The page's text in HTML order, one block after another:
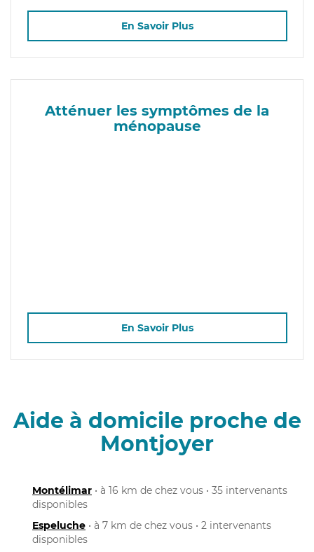
En Savoir Plus
Atténuer les symptômes de la
ménopause
En Savoir Plus
Aide à domicile proche de
Montjoyer
Montélimar • à 16 km de chez vous • 35 intervenants
disponibles
Espeluche • à 7 km de chez vous • 2 intervenants
disponibles